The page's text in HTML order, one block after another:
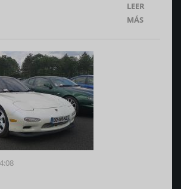
LEER
MÁS